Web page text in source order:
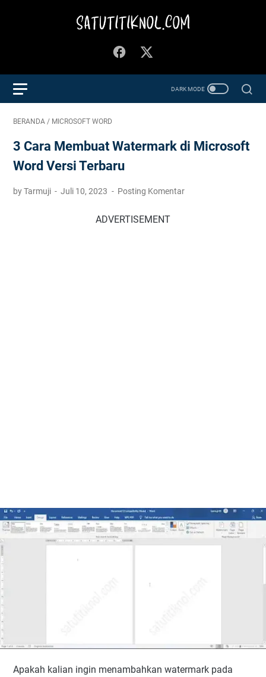
BERANDA / MICROSOFT WORD
3 Cara Membuat Watermark di Microsoft
Word Versi Terbaru
by Tarmuji Juli 10, 2023 Posting Komentar
ADVERTISEMENT
Apakah kalian ingin menambahkan watermark pada